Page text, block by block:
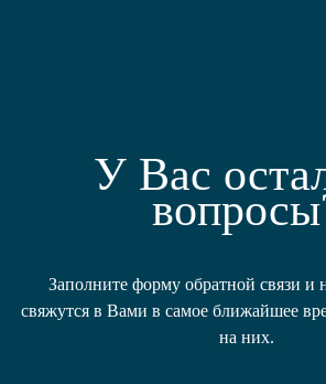
У Вас
Заполните форму обратной связи и
свяжутся в Вами в самое ближайшее
на них.